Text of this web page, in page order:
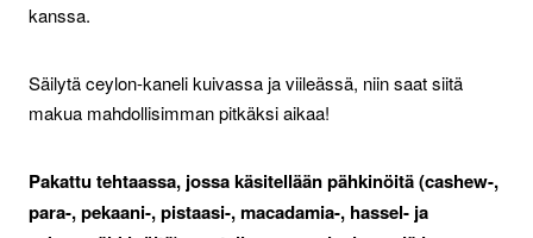
kanssa.
Säilytä ceylon-kaneli kuivassa ja viileässä, niin saat siitä
makua mahdollisimman pitkäksi aikaa!
Pakattu tehtaassa, jossa käsitellään pähkinöitä (cashew-,
para-, pekaani-, pistaasi-, macadamia-, hassel- ja